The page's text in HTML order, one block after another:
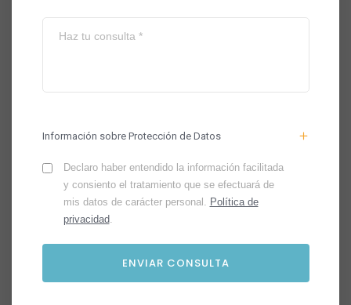
Información sobre Protección de Datos
Declaro haber entendido la información facilitada
y consiento el tratamiento que se efectuará de
mis datos de carácter personal. Política de
privacidad.